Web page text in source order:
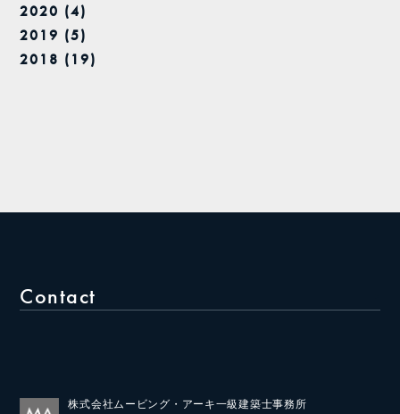
2020 (4)
2019 (5)
2018 (19)
Contact
株式会社ムービング・アーキ一級建築士事務所